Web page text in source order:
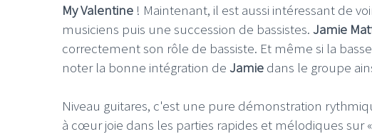
My Valentine ! Maintenant, il est aussi intéressant de
musiciens puis une succession de bassistes. Jamie
correctement son rôle de bassiste. Et même si la
noter la bonne intégration de Jamie dans le groupe
Niveau guitares, c'est une pure démonstration
à cœur joie dans les parties rapides et mélodiques sur
LE GROS RIFFIFI